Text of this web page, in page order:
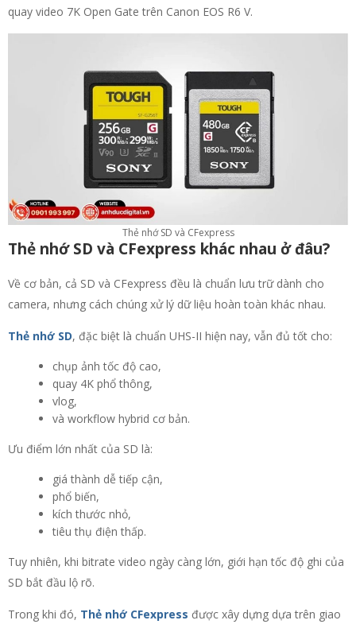
quay video 7K Open Gate trên Canon EOS R6 V.
Thẻ nhớ SD và CFexpress
Thẻ nhớ SD và CFexpress khác nhau ở đâu?
Về cơ bản, cả SD và CFexpress đều là chuẩn lưu trữ dành cho
camera, nhưng cách chúng xử lý dữ liệu hoàn toàn khác nhau.
Thẻ nhớ SD, đặc biệt là chuẩn UHS-II hiện nay, vẫn đủ tốt cho:
chụp ảnh tốc độ cao,
quay 4K phổ thông,
vlog,
và workflow hybrid cơ bản.
Ưu điểm lớn nhất của SD là:
giá thành dễ tiếp cận,
phổ biến,
kích thước nhỏ,
tiêu thụ điện thấp.
Tuy nhiên, khi bitrate video ngày càng lớn, giới hạn tốc độ ghi của
SD bắt đầu lộ rõ.
Trong khi đó, Thẻ nhớ CFexpress được xây dựng dựa trên giao